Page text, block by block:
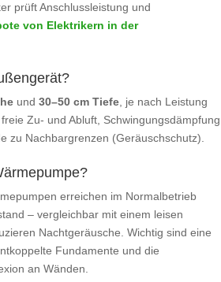
prüft Anschlussleistung und
von Elektrikern in der
und 30–50 cm Tiefe, je nach Leistung
Zu‑ und Abluft, Schwingungsdämpfung
zu Nachbargrenzen (Geräuschschutz).
erreichen im Normalbetrieb
– vergleichbar mit einem leisen
Nachtgeräusche. Wichtig sind eine
Fundamente und die
an Wänden.